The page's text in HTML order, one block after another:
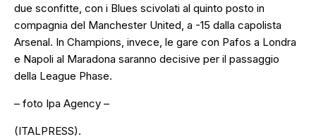
due sconfitte, con i Blues scivolati al quinto posto in
compagnia del Manchester United, a -15 dalla capolista
Arsenal. In Champions, invece, le gare con Pafos a Londra
e Napoli al Maradona saranno decisive per il passaggio
della League Phase.
– foto Ipa Agency –
(ITALPRESS).